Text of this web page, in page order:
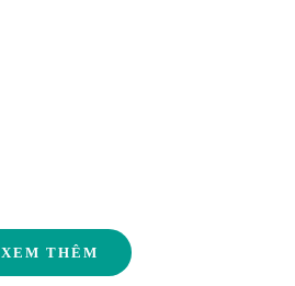
XEM THÊM